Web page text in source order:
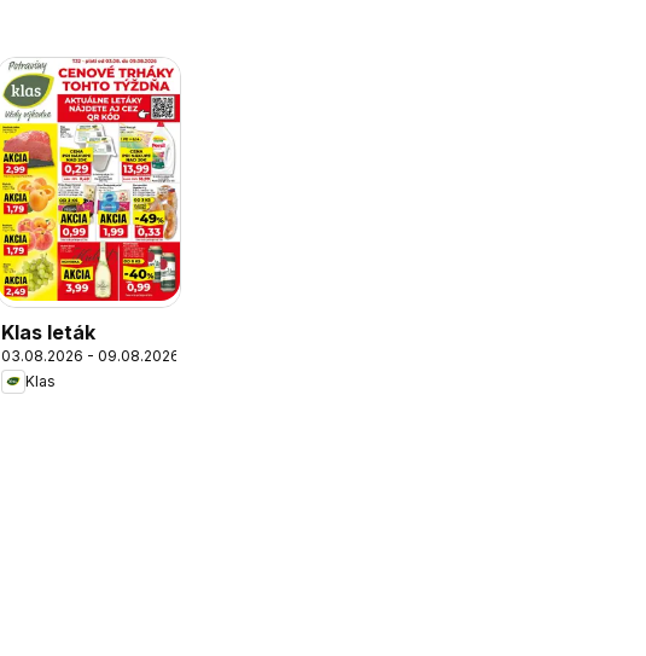
Klas leták
03.08.2026 - 09.08.2026
Klas